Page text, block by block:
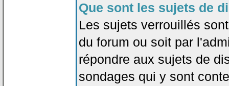
Que sont les sujets de
Les sujets verrouillés
du forum ou soit par
répondre aux sujets de
sondages qui y sont